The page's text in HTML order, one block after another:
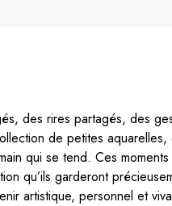
des rires partagés, des
de petites
qui se tend. Ces
qu’ils garderont
artistique, personnel et